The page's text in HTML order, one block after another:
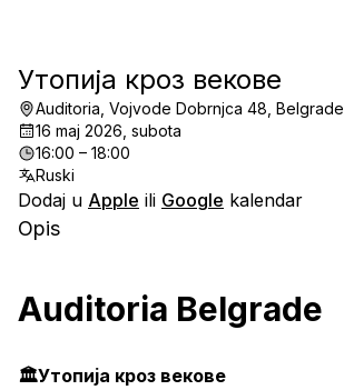
Утопија кроз векове
Auditoria, Vojvode Dobrnjca 48, Belgrade
16 maj 2026, subota
16:00 – 18:00
Ruski
Dodaj u Apple ili Google kalendar
Opis
Auditoria Belgrade
🏛️Утопија кроз векове